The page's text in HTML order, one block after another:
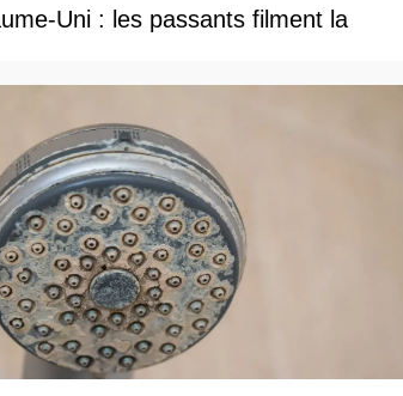
Uni : les passants filment la